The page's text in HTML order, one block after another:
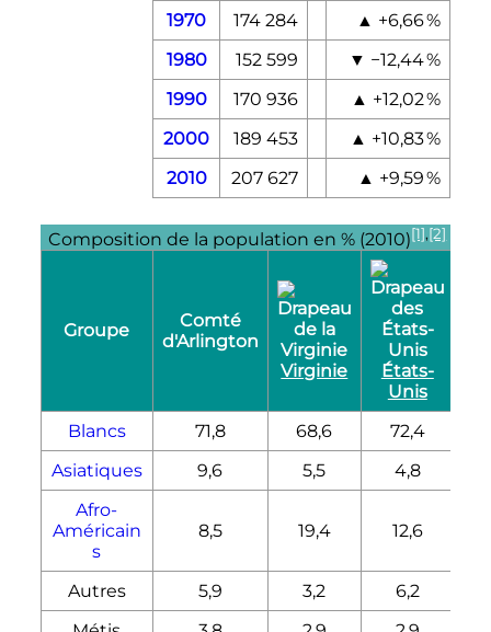
1970
174 284 ▲ +6,66%
1980
152 599 ▼ −12,44%
1990
170 936 ▲ +12,02%
2000
189 453 ▲ +10,83%
2010
207 627 ▲ +9,59%
Composition de la population en % (2010)[1],[2]
Groupe
Comté
d'Arlington
Virginie
États-
Unis
Blancs
71,8 68,6
72,4
Asiatiques
9,6 5,5
4,8
Afro-
Américain
s
8,5 19,4 12,6
Autres 5,9 3,2
6,2